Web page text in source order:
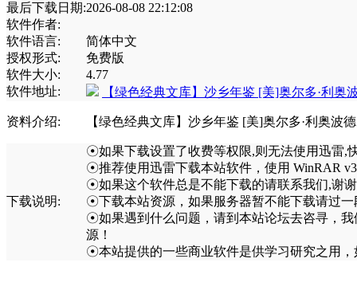
最后下载日期:2026-08-08 22:12:08
软件作者:
软件语言:
简体中文
授权形式:
免费版
软件大小:
4.77
软件地址:
【绿色经典文库】沙乡年鉴 [美]奥尔多·利奥
资料介绍: 【绿色经典文库】沙乡年鉴 [美]奥尔多·利奥波
下载说明:
☉如果下载设置了收费等权限,则无法使用迅雷,
☉推荐使用迅雷下载本站软件，使用 WinRAR
☉如果这个软件总是不能下载的请联系我们,谢
☉下载本站资源，如果服务器暂不能下载请过一
☉如果遇到什么问题，请到本站论坛去咨寻，
源！
☉本站提供的一些商业软件是供学习研究之用